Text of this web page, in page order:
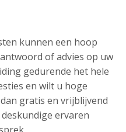
kunnen een hoop
of advies op uw
gedurende het hele
en wilt u hoge
gratis en vrijblijvend
ervaren